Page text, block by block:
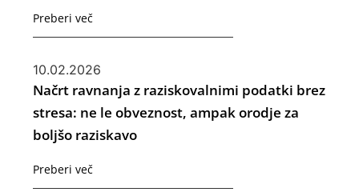
Preberi več
10.02.2026
Načrt ravnanja z raziskovalnimi podatki brez
stresa: ne le obveznost, ampak orodje za
boljšo raziskavo
Preberi več